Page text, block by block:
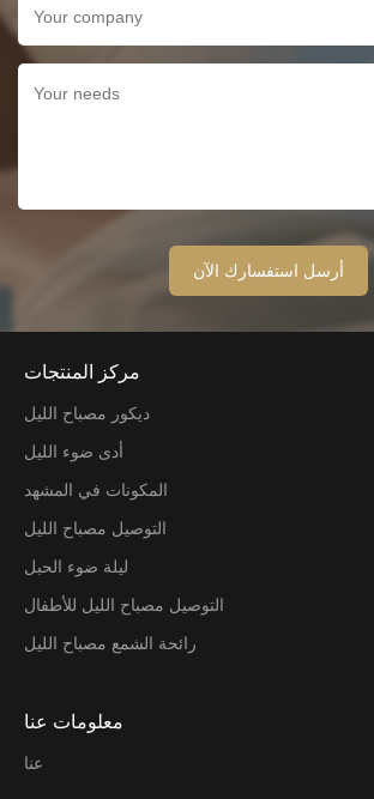
مركز المنتجات
ديكور مصباح الليل
أدى ضوء الليل
المكونات في المشهد
التوصيل مصباح الليل
ليلة ضوء الحبل
التوصيل مصباح الليل للأطفال
رائحة الشمع مصباح الليل
معلومات عنا
عنا